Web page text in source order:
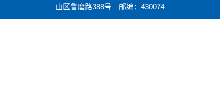
山区鲁磨路388号 邮编：430074